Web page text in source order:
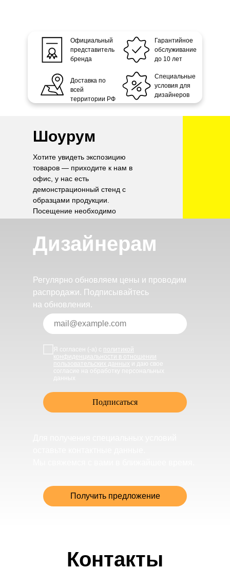
Официальный
представитель
бренда
Доставка по
всей
территории РФ
Гарантийное
обслуживание
до 10 лет
Специальные
условия для
дизайнеров
Шоурум
Хотите увидеть экспозицию
товаров — приходите к нам в
офис, у нас есть
демонстрационный стенд с
образцами продукции.
Посещение необходимо
Дизайнерам
Регулярно обновляем цены и проводим
распродажи. Подписывайтесь
на обновления.
Я согласен (-а) с политикой
конфиденциальности в отношении
пользовательских данных и даю свое
согласие на обработку персональных
данных
Подписаться
Получить предложение
Контакты